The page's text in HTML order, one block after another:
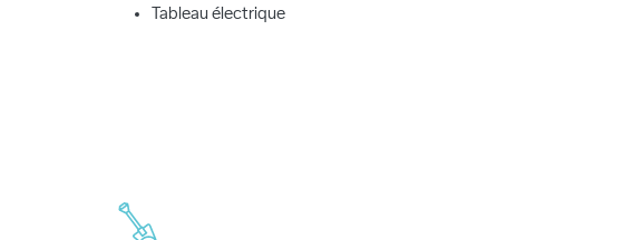
Tableau électrique